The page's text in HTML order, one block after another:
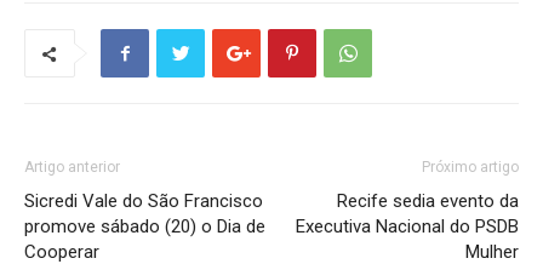
Artigo anterior
Sicredi Vale do São Francisco
promove sábado (20) o Dia de
Cooperar
Próximo artigo
Recife sedia evento da
Executiva Nacional do PSDB
Mulher